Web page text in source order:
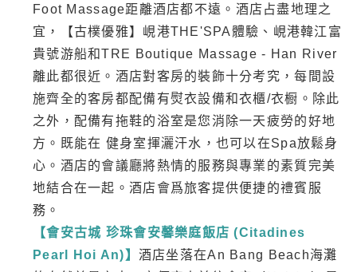
Foot Massage距離酒店都不遠。酒店占盡地理之
宜，【古樸優雅】峴港THE'SPA體驗、峴港韓江富
貴號游船和TRE Boutique Massage - Han River
離此都很近。酒店對客房的裝飾十分考究，每間設
施齊全的客房都配備有熨衣設備和衣櫃/衣橱。除此
之外，配備有拖鞋的浴室是您消除一天疲勞的好地
方。既能在 健身室揮灑汗水，也可以在Spa放鬆身
心。酒店的會議廳將熱情的服務與專業的素質完美
地結合在一起。酒店會爲旅客提供便捷的禮賓服
務。
【會安古城 珍珠會安馨樂庭飯店 (Citadines
Pearl Hoi An)】 酒店坐落在An Bang Beach海灘